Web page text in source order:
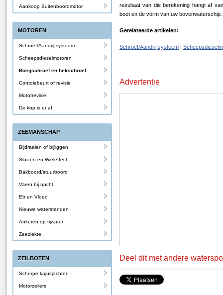
resultaat van die berekening hangt af
boot en de vorm van uw bovenwaterschip.
Gerelateerde artikelen:
Schroef/Aandrijfsysteem |
Advertentie
Deel dit met andere
Aankoop Buitenboordmotor
MOTOREN
Schroef/Aandrijfsysteem
Scheepsdieselmotoren
Boegschroef en hekschroef
Contolebeurt of revisie
Motorrevisie
De kop is er af
ZEEMANSCHAP
Bijdraaien of bijliggen
Sluizen en Wieleffect
Bakboord/stuurboord
Varen bij nacht
Eb en Vloed
Nieuwe waterstanden
Ankeren op tijwater
Zeeziekte
ZEILBOTEN
Scherpe kajuitjachten
Motorzeilers